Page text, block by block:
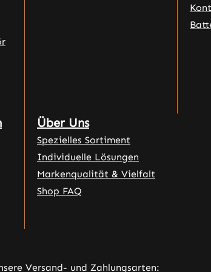
Über Uns
Spezielles Sortiment
Individuelle Lösungen
Markenqualität & Vielfalt
Shop FAQ
Versand- und Zahlungsarten: